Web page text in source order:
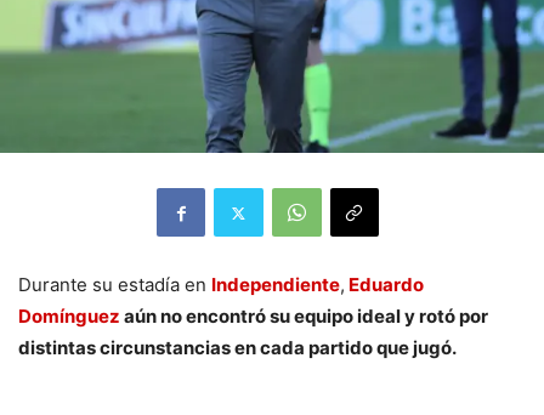
Durante su estadía en Independiente, Eduardo
Domínguez aún no encontró su equipo ideal y rotó por
distintas circunstancias en cada partido que jugó.